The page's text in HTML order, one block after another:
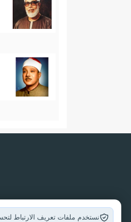
نستخدم ملفات تعريف الارتباط